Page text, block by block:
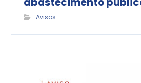
Avisos